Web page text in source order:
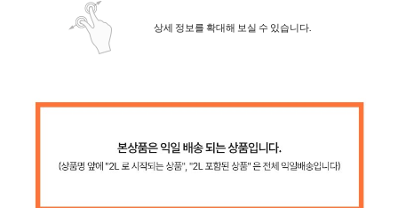
상세 정보를 확대해 보실 수 있습니다.